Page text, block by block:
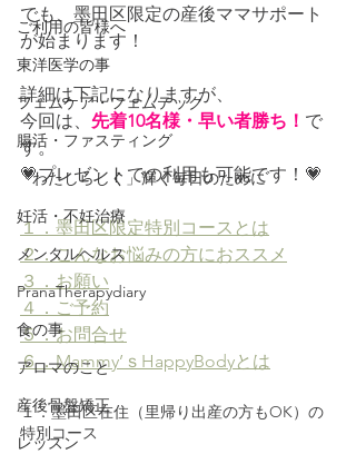
ご利用の皆様へ
東洋医学の事
フェムケア・フェムテック
腸活・ファスティング
「わたしらしく」輝く毎日のために
妊活・不妊治療
メンタルヘルス
PranaTherapydiary
食の事
アロマのこと
産後骨盤矯正
レッスン
でも、墨田区限定の産後ママサポート
が始まります！
詳細は下記になりますが、
今回は、 先着10名様・早い者勝ち！ で
す。
💗プレゼントでの利用も可能です！💗
１．墨田区限定特別コースとは
２．こんなお悩みの方におススメ
３．お願い
４．ご予約
５．お問合せ
６．Mammy’ｓHappyBodyとは
１．墨田区在住（里帰り出産の方もOK）の
特別コース